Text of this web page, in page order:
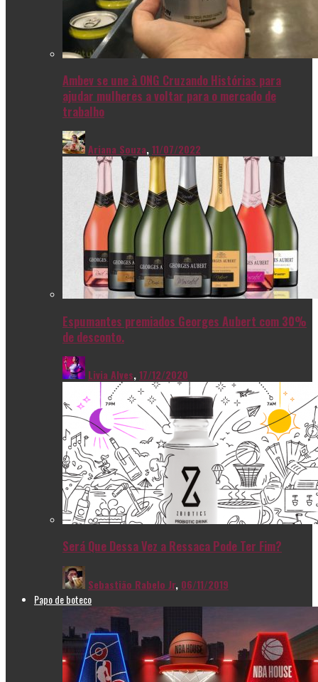
Ambev se une à ONG Cruzando Histórias para
ajudar mulheres a voltar para o mercado de
trabalho
Ariana Souza,11/07/2022
Espumantes premiados Georges Aubert com 30%
de desconto.
Livia Alves,17/12/2020
Será Que Dessa Vez a Ressaca Pode Ter Fim?
Sebastião Rabelo Jr, 06/11/2019
Papo de boteco